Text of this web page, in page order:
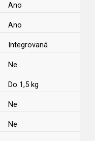
Ano
Ano
Integrovaná
Ne
Do 1,5 kg
Ne
Ne